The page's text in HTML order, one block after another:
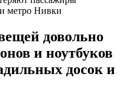
метро Нивки
довольно
и ноутбуков
досок и